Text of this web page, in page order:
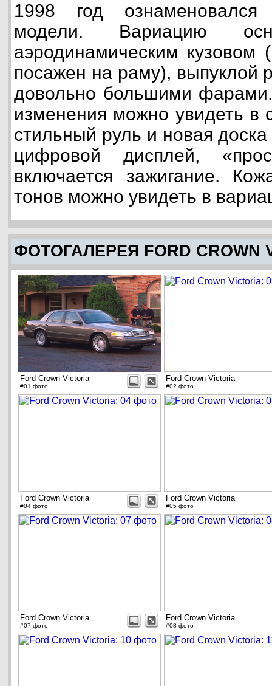
1998 год ознаменовался
модели. Вариацию
аэродинамическим
посажен на раму), выпуклой
довольно большими
изменения можно увидеть в
стильный руль и новая
цифровой дисплей,
включается зажигание.
тонов можно увидеть в
ФОТОГАЛЕРЕЯ FORD CROWN
Ford Crown Victoria
#01 фото
Ford Crown Victoria
#02 фото
Ford Crown Victoria
#04 фото
Ford Crown Victoria
#05 фото
Ford Crown Victoria
#07 фото
Ford Crown Victoria
#08 фото